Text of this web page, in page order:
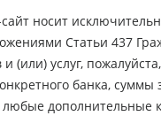
носит
Статьи 437
(или) услуг,
банка,
дополнительные